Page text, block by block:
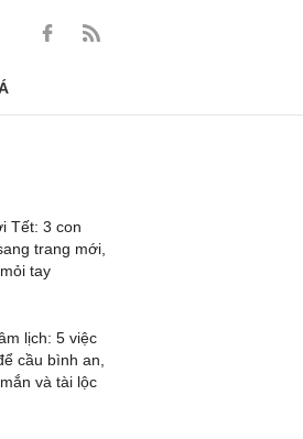
Tết: 3 con
trang mới,
tay
lịch: 5 việc
cầu bình an,
và tài lộc